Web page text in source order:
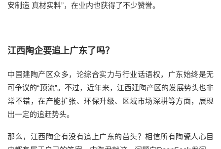
安制造 真材实料”，在业内也获得了不少赞誉。
江西陶企要追上广东了吗？
中国建陶产区众多，论综合实力与行业话语权，广东始终是无
可争议的“顶流”。不过，近年来，江西建陶产区的发展势头也非
常不错，在产能扩张、环保升级、区域市场深耕等方面，展现
出一定的追赶势头。
那么，江西陶企有没有追上广东的苗头？相信所有陶瓷人心目